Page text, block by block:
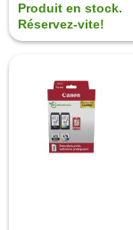
Produit en stock.
Réservez-vite!